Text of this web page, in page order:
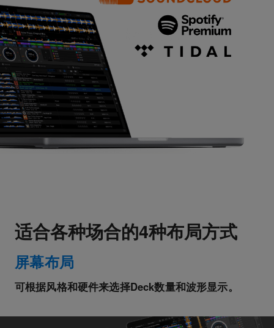
适合各种场合的4种布局方式
屏幕布局
可根据风格和硬件来选择Deck数量和波形显示。